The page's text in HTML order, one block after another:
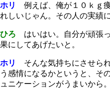
ホリ
例えば、俺が１０ｋｇ
れしいじゃん。その人の実績
ひろ はいはい。自分が頑張
果にしてあげたいと。
ホリ
そんな気持ちにさせら
う感情になるかというと、そ
ュニケーションがうまいから